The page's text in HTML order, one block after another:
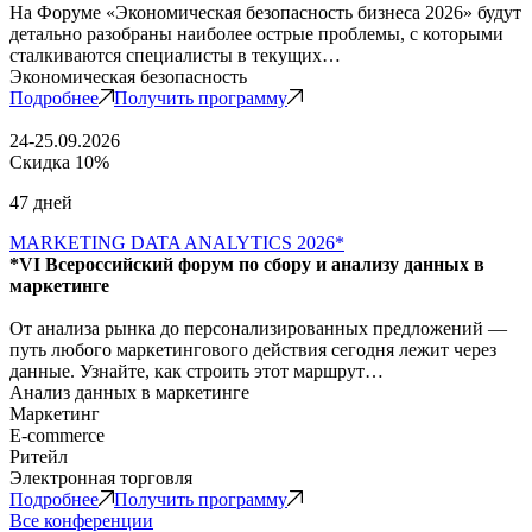
На Форуме «Экономическая безопасность бизнеса 2026» будут
детально разобраны наиболее острые проблемы, с которыми
сталкиваются специалисты в текущих…
Экономическая безопасность
Подробнее
Получить программу
24-25.09.2026
Скидка 10%
47 дней
MARKETING DATA ANALYTICS 2026*
*VI Всероссийский форум по сбору и анализу данных в
маркетинге
От анализа рынка до персонализированных предложений —
путь любого маркетингового действия сегодня лежит через
данные. Узнайте, как строить этот маршрут…
Анализ данных в маркетинге
Маркетинг
E-commerce
Ритейл
Электронная торговля
Подробнее
Получить программу
Все конференции